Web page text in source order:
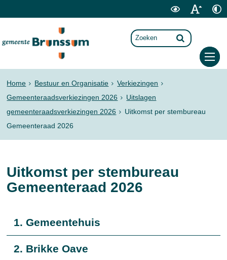
Home Bestuur en Organisatie
Verkiezingen
Gemeenteraadsverkiezingen 2026
Uitslagen
gemeenteraadsverkiezingen 2026
Uitkomst per stembureau
Gemeenteraad 2026
Uitkomst per stembureau
Gemeenteraad 2026
1. Gemeentehuis
2. Brikke Oave